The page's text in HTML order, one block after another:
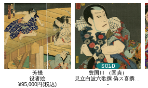
芳幾
役者絵
¥95,000円(税込)
豊国Ⅲ （国貞）
見立白波六歌撰 偽ス喜撰 鬼あさみ清七
-